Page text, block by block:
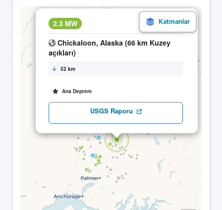
2.3 MW 14.04 15:57
Chickaloon, Alaska (66 km Kuzey
açıkları)
52 km
Ana Deprem
USGS Raporu
×